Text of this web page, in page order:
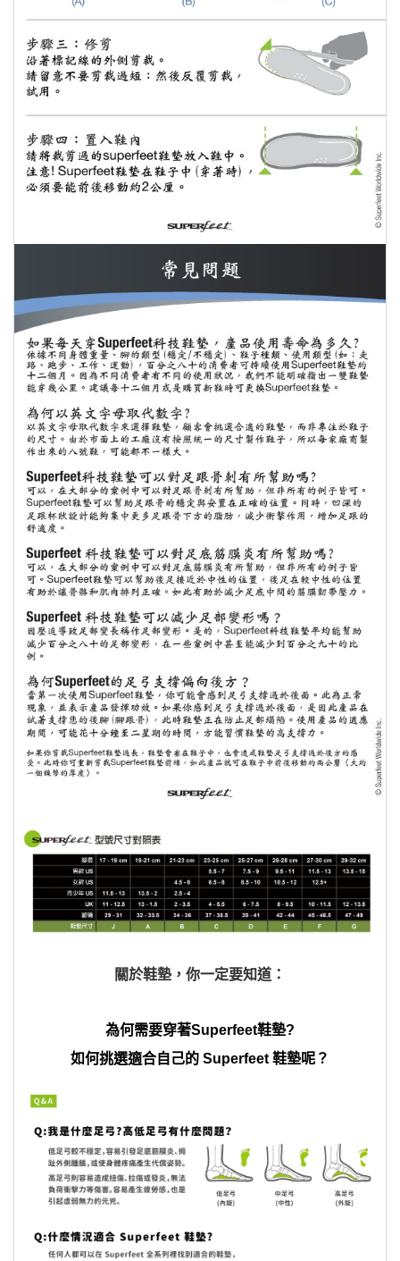
關於鞋墊，你一定要知道：
為何需要穿著Superfeet鞋墊?
如何挑選適合自己的 Superfeet 鞋墊呢？